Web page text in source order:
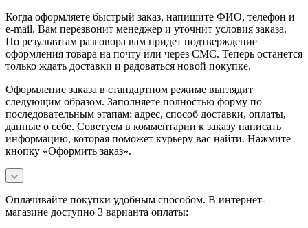
Когда оформляете быстрый заказ, напишите ФИО, телефон и
e-mail. Вам перезвонит менеджер и уточнит условия заказа.
По результатам разговора вам придет подтверждение
оформления товара на почту или через СМС. Теперь останется
только ждать доставки и радоваться новой покупке.
Оформление заказа в стандартном режиме выглядит
следующим образом. Заполняете полностью форму по
последовательным этапам: адрес, способ доставки, оплаты,
данные о себе. Советуем в комментарии к заказу написать
информацию, которая поможет курьеру вас найти. Нажмите
кнопку «Оформить заказ».
Оплачивайте покупки удобным способом. В интернет-
магазине доступно 3 варианта оплаты: